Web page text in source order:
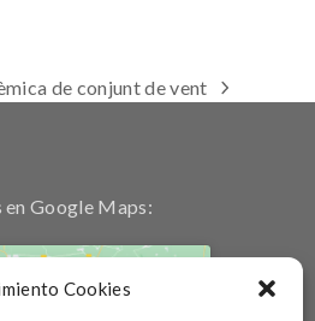
Cookies
de conjunt de vent
en Google Maps: